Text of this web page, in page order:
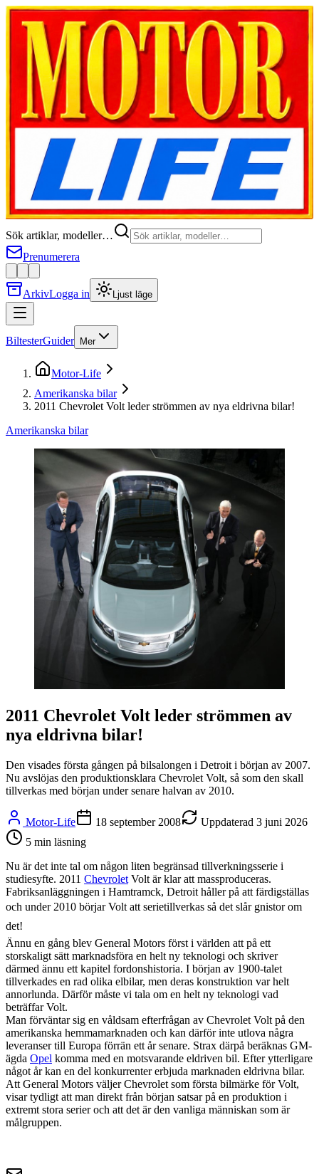
Sök artiklar, modeller…
Prenumerera
ArkivLogga in Ljust läge
BiltesterGuider Mer
Motor-Life
Amerikanska bilar
2011 Chevrolet Volt leder strömmen av nya eldrivna bilar!
Amerikanska bilar
2011 Chevrolet Volt leder strömmen av
nya eldrivna bilar!
Den visades första gången på bilsalongen i Detroit i början av 2007.
Nu avslöjas den produktionsklara Chevrolet Volt, så som den skall
tillverkas med början under senare halvan av 2010.
Motor-Life 18 september 2008 Uppdaterad 3 juni 2026
5 min läsning
Nu är det inte tal om någon liten begränsad tillverkningsserie i
studiesyfte. 2011 Chevrolet Volt är klar att massproduceras.
Fabriksanläggningen i Hamtramck, Detroit håller på att färdigställas
och under 2010 börjar Volt att serietillverkas så det slår gnistor om
det!
Ännu en gång blev General Motors först i världen att på ett
storskaligt sätt marknadsföra en helt ny teknologi och skriver
därmed ännu ett kapitel fordonshistoria. I början av 1900-talet
tillverkades en rad olika elbilar, men deras konstruktion var helt
annorlunda. Därför måste vi tala om en helt ny teknologi vad
beträffar Volt.
Man förväntar sig en våldsam efterfrågan av Chevrolet Volt på den
amerikanska hemmamarknaden och kan därför inte utlova några
leveranser till Europa förrän ett år senare. Strax därpå beräknas GM-
ägda Opel komma med en motsvarande eldriven bil. Efter ytterligare
något år kan en del konkurrenter erbjuda marknaden eldrivna bilar.
Att General Motors väljer Chevrolet som första bilmärke för Volt,
visar tydligt att man direkt från början satsar på en produktion i
extremt stora serier och att det är den vanliga människan som är
målgruppen.